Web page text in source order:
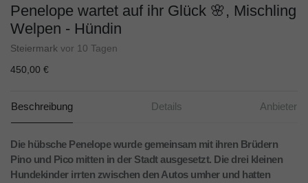
Penelope wartet auf ihr Glück 🌸, Mischling
Welpen - Hündin
Steiermark vor 10 Tagen
450,00 €
Beschreibung Details Anbieter
Die hübsche Penelope wurde gemeinsam mit ihren Brüdern
Pino und Pico mitten in der Stadt ausgesetzt. Die drei kleinen
Hundekinder irrten zwischen den Autos umher und hatten